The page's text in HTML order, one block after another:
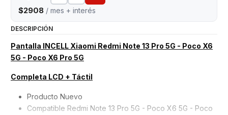
$2908 / mes + interés
DESCRIPCIÓN
Pantalla INCELL Xiaomi Redmi Note 13 Pro 5G - Poco X6
5G - Poco X6 Pro 5G
Completa LCD + Táctil
Producto Nuevo
Compatible Redmi Note 13 Pro 5G - Poco X6 5G - Poco